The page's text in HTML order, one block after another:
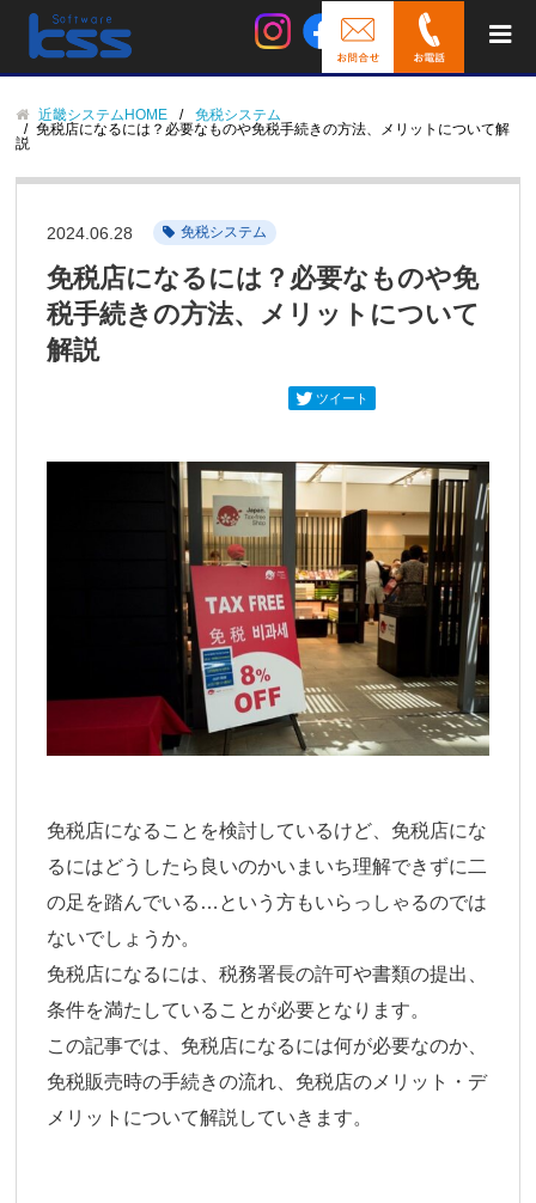
近畿システムHOME
免税システム
免税店になるには？必要なものや免税手続きの方法、メリットについて解
説
2024.06.28 免税システム
ツイート
免税店になるには？必要なものや免
税手続きの方法、メリットについて
解説
免税店になることを検討しているけど、免税店にな
るにはどうしたら良いのかいまいち理解できずに二
の足を踏んでいる…という方もいらっしゃるのでは
ないでしょうか。
免税店になるには、税務署長の許可や書類の提出、
条件を満たしていることが必要となります。
この記事では、免税店になるには何が必要なのか、
免税販売時の手続きの流れ、免税店のメリット・デ
メリットについて解説していきます。